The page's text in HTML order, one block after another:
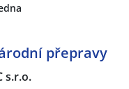
přepravy
s.r.o.